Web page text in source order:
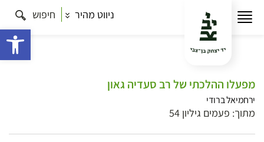
ניווט מהיר חיפוש
מפעלו ההלכתי של רב סעדיה גאון
ירחמיאל ברודי
מתוך: פעמים גיליון 54